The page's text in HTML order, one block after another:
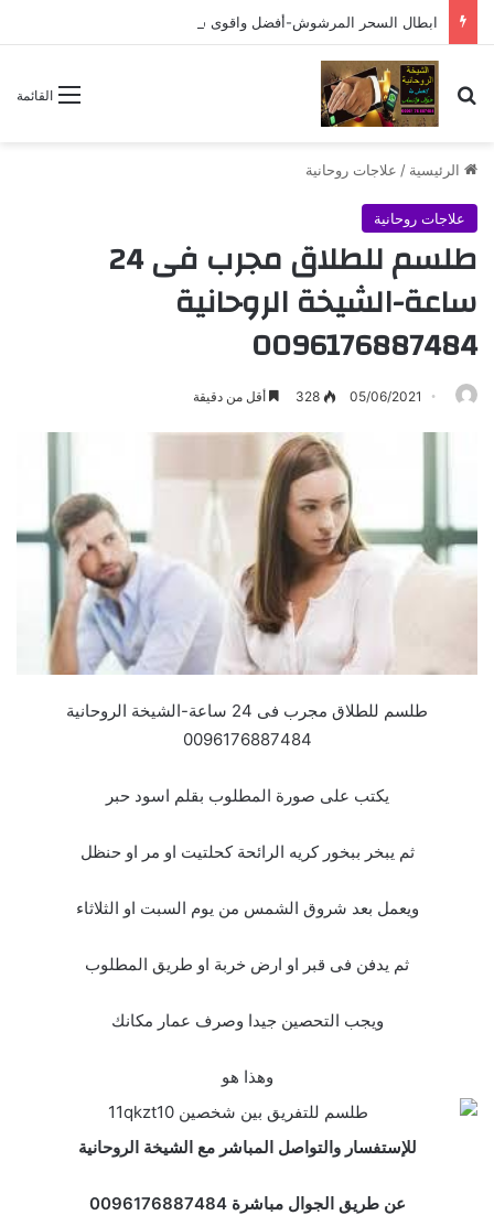
القائمة بحث عن
الرئيسية / علاجات روحانية
علاجات روحانية
طلسم للطلاق مجرب فى 24
ساعة-الشيخة الروحانية
0096176887484
05/06/2021
328 أقل من دقيقة
طلسم للطلاق مجرب فى 24 ساعة-الشيخة الروحانية
0096176887484
يكتب على صورة المطلوب بقلم اسود حبر
ثم يبخر ببخور كريه الرائحة كحلتيت او مر او حنظل
ويعمل بعد شروق الشمس من يوم السبت او الثلاثاء
ثم يدفن فى قبر او ارض خربة او طريق المطلوب
ويجب التحصين جيدا وصرف عمار مكانك
وهذا هو
للإستفسار والتواصل المباشر مع الشيخة الروحانية
عن طريق الجوال مباشرة 0096176887484